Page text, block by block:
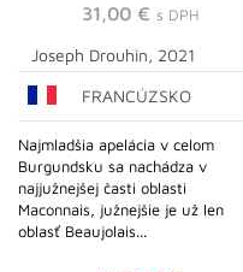
31,00 € s DPH
Joseph Drouhin, 2021
FRANCÚZSKO
Najmladšia apelácia v celom
Burgundsku sa nachádza v
najjužnejšej časti oblasti
Maconnais, južnejšie je už len
oblasť Beaujolais...